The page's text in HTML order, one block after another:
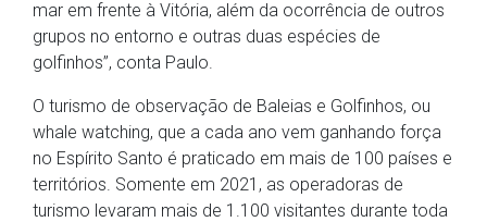
mar em frente à Vitória, além da ocorrência de outros
grupos no entorno e outras duas espécies de
golfinhos”, conta Paulo.
O turismo de observação de Baleias e Golfinhos, ou
whale watching, que a cada ano vem ganhando força
no Espírito Santo é praticado em mais de 100 países e
territórios. Somente em 2021, as operadoras de
turismo levaram mais de 1.100 visitantes durante toda